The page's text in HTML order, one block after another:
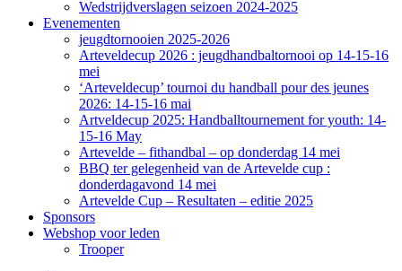
Wedstrijdverslagen seizoen 2024-2025
Evenementen
jeugdtornooien 2025-2026
Arteveldecup 2026 : jeugdhandbaltornooi op 14-15-16
mei
‘Arteveldecup’ tournoi du handball pour des jeunes
2026: 14-15-16 mai
Artveldecup 2025: Handballtournement for youth: 14-
15-16 May
Artevelde – fithandbal – op donderdag 14 mei
BBQ ter gelegenheid van de Artevelde cup :
donderdagavond 14 mei
Artevelde Cup – Resultaten – editie 2025
Sponsors
Webshop voor leden
Trooper